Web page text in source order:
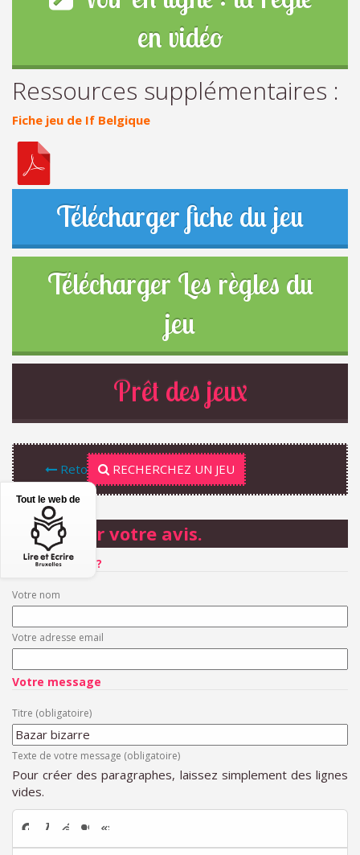
en vidéo
Ressources supplémentaires :
Fiche jeu de If Belgique
Télécharger fiche du jeu
Télécharger Les règles du
jeu
Prêt des jeux
Retour RECHERCHEZ UN JEU
Donner votre avis.
Qui êtes-vous ?
Votre nom
Votre adresse email
Votre message
Titre (obligatoire)
Texte de votre message (obligatoire)
Pour créer des paragraphes, laissez simplement des lignes
vides.
Tout le web de